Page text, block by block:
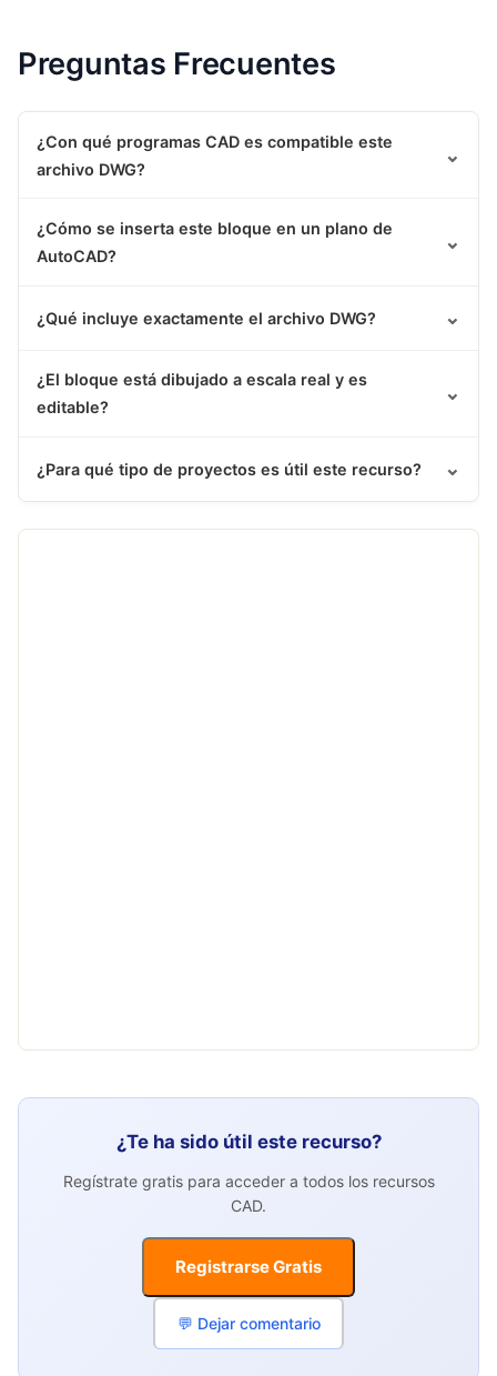
Preguntas Frecuentes
¿Con qué programas CAD es compatible este
archivo DWG?
⌄
¿Cómo se inserta este bloque en un plano de
AutoCAD?
⌄
¿Qué incluye exactamente el archivo DWG? ⌄
¿El bloque está dibujado a escala real y es
editable?
⌄
¿Para qué tipo de proyectos es útil este recurso? ⌄
¿Te ha sido útil este recurso?
Regístrate gratis para acceder a todos los recursos
CAD.
Registrarse Gratis
💬 Dejar comentario